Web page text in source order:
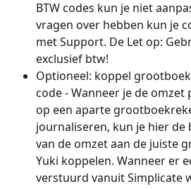
BTW codes kun je niet
vragen over hebben kun je
met Support. De Let op:
exclusief btw!
Optioneel: koppel
code - Wanneer je de
op een aparte
journaliseren, kun je hier de
van de omzet aan de juiste
Yuki koppelen. Wanneer er
verstuurd vanuit Simplicate